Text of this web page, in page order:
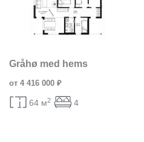
Gråhø med hems
от 4 416 000 ₽
64 м2 4